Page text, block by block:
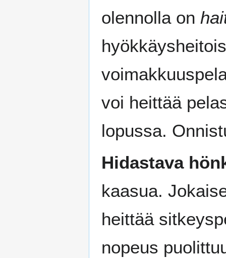
olennolla on
voi heittää
lopussa.
Hidastava
kaasua.
heittää
nopeus